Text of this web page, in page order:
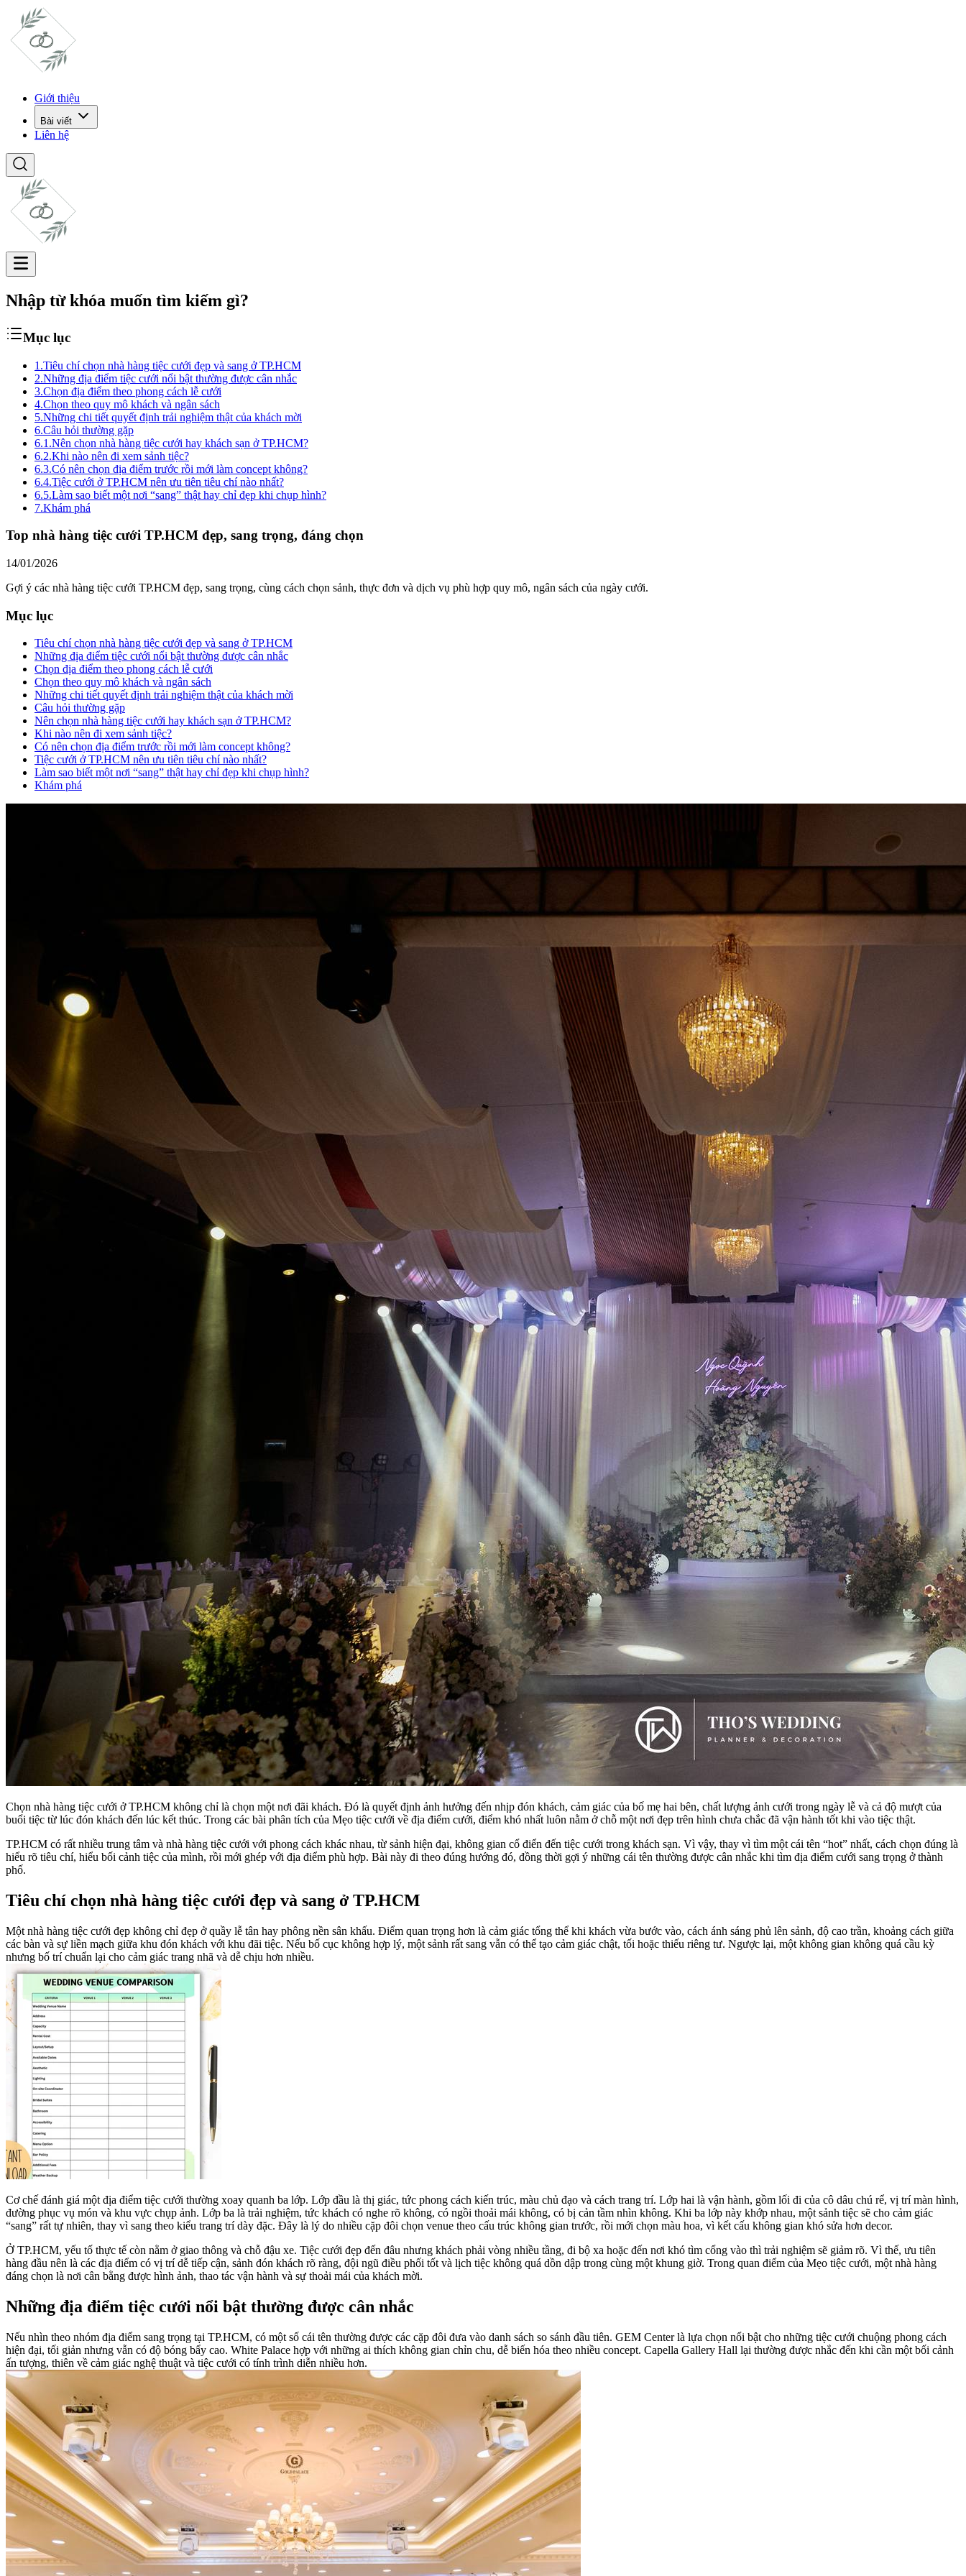
Giới thiệu
Bài viết
Liên hệ
Nhập từ khóa muốn tìm kiếm gì?
Mục lục
1.Tiêu chí chọn nhà hàng tiệc cưới đẹp và sang ở TP.HCM
2.Những địa điểm tiệc cưới nổi bật thường được cân nhắc
3.Chọn địa điểm theo phong cách lễ cưới
4.Chọn theo quy mô khách và ngân sách
5.Những chi tiết quyết định trải nghiệm thật của khách mời
6.Câu hỏi thường gặp
6.1.Nên chọn nhà hàng tiệc cưới hay khách sạn ở TP.HCM?
6.2.Khi nào nên đi xem sảnh tiệc?
6.3.Có nên chọn địa điểm trước rồi mới làm concept không?
6.4.Tiệc cưới ở TP.HCM nên ưu tiên tiêu chí nào nhất?
6.5.Làm sao biết một nơi “sang” thật hay chỉ đẹp khi chụp hình?
7.Khám phá
Top nhà hàng tiệc cưới TP.HCM đẹp, sang trọng, đáng chọn
14/01/2026
Gợi ý các nhà hàng tiệc cưới TP.HCM đẹp, sang trọng, cùng cách chọn sảnh, thực đơn và dịch vụ phù hợp quy mô, ngân sách của ngày cưới.
Mục lục
Tiêu chí chọn nhà hàng tiệc cưới đẹp và sang ở TP.HCM
Những địa điểm tiệc cưới nổi bật thường được cân nhắc
Chọn địa điểm theo phong cách lễ cưới
Chọn theo quy mô khách và ngân sách
Những chi tiết quyết định trải nghiệm thật của khách mời
Câu hỏi thường gặp
Nên chọn nhà hàng tiệc cưới hay khách sạn ở TP.HCM?
Khi nào nên đi xem sảnh tiệc?
Có nên chọn địa điểm trước rồi mới làm concept không?
Tiệc cưới ở TP.HCM nên ưu tiên tiêu chí nào nhất?
Làm sao biết một nơi “sang” thật hay chỉ đẹp khi chụp hình?
Khám phá
Chọn nhà hàng tiệc cưới ở TP.HCM không chỉ là chọn một nơi đãi khách. Đó là quyết định ảnh hưởng đến nhịp đón khách, cảm giác của bố mẹ hai bên, chất lượng ảnh cưới trong ngày lễ và cả độ mượt của
buổi tiệc từ lúc đón khách đến lúc kết thúc. Trong các bài phân tích của Mẹo tiệc cưới về địa điểm cưới, điểm khó nhất luôn nằm ở chỗ một nơi đẹp trên hình chưa chắc đã vận hành tốt khi vào tiệc thật.
TP.HCM có rất nhiều trung tâm và nhà hàng tiệc cưới với phong cách khác nhau, từ sảnh hiện đại, không gian cổ điển đến tiệc cưới trong khách sạn. Vì vậy, thay vì tìm một cái tên “hot” nhất, cách chọn đúng là
hiểu rõ tiêu chí, hiểu bối cảnh tiệc của mình, rồi mới ghép với địa điểm phù hợp. Bài này đi theo đúng hướng đó, đồng thời gợi ý những cái tên thường được cân nhắc khi tìm địa điểm cưới sang trọng ở thành
phố.
Tiêu chí chọn nhà hàng tiệc cưới đẹp và sang ở TP.HCM
Một nhà hàng tiệc cưới đẹp không chỉ đẹp ở quầy lễ tân hay phông nền sân khấu. Điểm quan trọng hơn là cảm giác tổng thể khi khách vừa bước vào, cách ánh sáng phủ lên sảnh, độ cao trần, khoảng cách giữa
các bàn và sự liền mạch giữa khu đón khách với khu đãi tiệc. Nếu bố cục không hợp lý, một sảnh rất sang vẫn có thể tạo cảm giác chật, tối hoặc thiếu riêng tư. Ngược lại, một không gian không quá cầu kỳ
nhưng bố trí chuẩn lại cho cảm giác trang nhã và dễ chịu hơn nhiều.
Cơ chế đánh giá một địa điểm tiệc cưới thường xoay quanh ba lớp. Lớp đầu là thị giác, tức phong cách kiến trúc, màu chủ đạo và cách trang trí. Lớp hai là vận hành, gồm lối đi của cô dâu chú rể, vị trí màn hình,
đường phục vụ món và khu vực chụp ảnh. Lớp ba là trải nghiệm, tức khách có nghe rõ không, có ngồi thoải mái không, có bị cản tầm nhìn không. Khi ba lớp này khớp nhau, một sảnh tiệc sẽ cho cảm giác
“sang” rất tự nhiên, thay vì sang theo kiểu trang trí dày đặc. Đây là lý do nhiều cặp đôi chọn venue theo cấu trúc không gian trước, rồi mới chọn màu hoa, vì kết cấu không gian khó sửa hơn decor.
Ở TP.HCM, yếu tố thực tế còn nằm ở giao thông và chỗ đậu xe. Tiệc cưới đẹp đến đâu nhưng khách phải vòng nhiều tầng, đi bộ xa hoặc đến nơi khó tìm cổng vào thì trải nghiệm sẽ giảm rõ. Vì thế, ưu tiên
hàng đầu nên là các địa điểm có vị trí dễ tiếp cận, sảnh đón khách rõ ràng, đội ngũ điều phối tốt và lịch tiệc không quá dồn dập trong cùng một khung giờ. Trong quan điểm của Mẹo tiệc cưới, một nhà hàng
đáng chọn là nơi cân bằng được hình ảnh, thao tác vận hành và sự thoải mái của khách mời.
Những địa điểm tiệc cưới nổi bật thường được cân nhắc
Nếu nhìn theo nhóm địa điểm sang trọng tại TP.HCM, có một số cái tên thường được các cặp đôi đưa vào danh sách so sánh đầu tiên. GEM Center là lựa chọn nổi bật cho những tiệc cưới chuộng phong cách
hiện đại, tối giản nhưng vẫn có độ bóng bẩy cao. White Palace hợp với những ai thích không gian chỉn chu, dễ biến hóa theo nhiều concept. Capella Gallery Hall lại thường được nhắc đến khi cần một bối cảnh
ấn tượng, thiên về cảm giác nghệ thuật và tiệc cưới có tính trình diễn nhiều hơn.